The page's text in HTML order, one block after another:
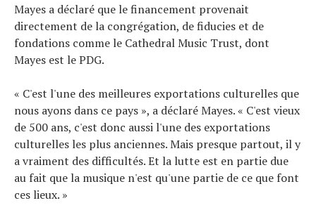
Mayes a déclaré que le financement provenait
directement de la congrégation, de fiducies et de
fondations comme le Cathedral Music Trust, dont
Mayes est le PDG.
« C'est l'une des meilleures exportations culturelles que
nous ayons dans ce pays », a déclaré Mayes. « C'est vieux
de 500 ans, c'est donc aussi l'une des exportations
culturelles les plus anciennes. Mais presque partout, il y
a vraiment des difficultés. Et la lutte est en partie due
au fait que la musique n'est qu'une partie de ce que font
ces lieux. »